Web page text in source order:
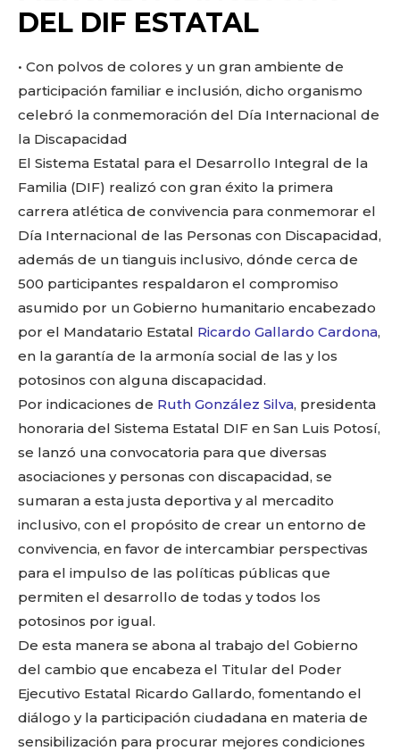
k
DEL DIF ESTATAL
• Con polvos de colores y un gran ambiente de
participación familiar e inclusión, dicho organismo
celebró la conmemoración del Día Internacional de
la Discapacidad
El Sistema Estatal para el Desarrollo Integral de la
Familia (DIF) realizó con gran éxito la primera
carrera atlética de convivencia para conmemorar el
Día Internacional de las Personas con Discapacidad,
además de un tianguis inclusivo, dónde cerca de
500 participantes respaldaron el compromiso
asumido por un Gobierno humanitario encabezado
por el Mandatario Estatal Ricardo Gallardo Cardona,
en la garantía de la armonía social de las y los
potosinos con alguna discapacidad.
Por indicaciones de Ruth González Silva, presidenta
honoraria del Sistema Estatal DIF en San Luis Potosí,
se lanzó una convocatoria para que diversas
asociaciones y personas con discapacidad, se
sumaran a esta justa deportiva y al mercadito
inclusivo, con el propósito de crear un entorno de
convivencia, en favor de intercambiar perspectivas
para el impulso de las políticas públicas que
permiten el desarrollo de todas y todos los
potosinos por igual.
De esta manera se abona al trabajo del Gobierno
del cambio que encabeza el Titular del Poder
Ejecutivo Estatal Ricardo Gallardo, fomentando el
diálogo y la participación ciudadana en materia de
sensibilización para procurar mejores condiciones